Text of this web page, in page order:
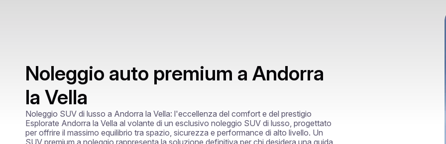
Noleggio auto premium a Andorra
la Vella
Noleggio SUV di lusso a Andorra la Vella: l'eccellenza del comfort e del prestigio
Esplorate Andorra la Vella al volante di un esclusivo noleggio SUV di lusso, progettato
per offrire il massimo equilibrio tra spazio, sicurezza e performance di alto livello. Un
SUV premium a noleggio rappresenta la soluzione definitiva per chi desidera una guida